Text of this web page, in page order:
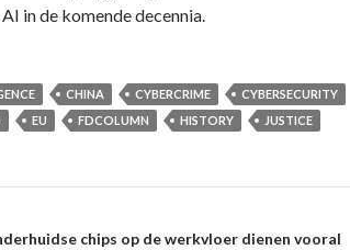
in de komende decennia.
CHINA CYBERCRIME
CYBERSECURITY
EU FDCOLUMN HISTORY JUSTICE
chips op de werkvloer dienen vooral